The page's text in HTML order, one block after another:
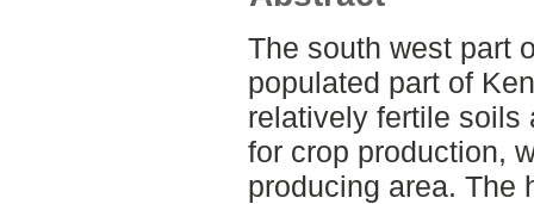
The south west part
populated part of
relatively fertile soils
for crop production,
producing area. The